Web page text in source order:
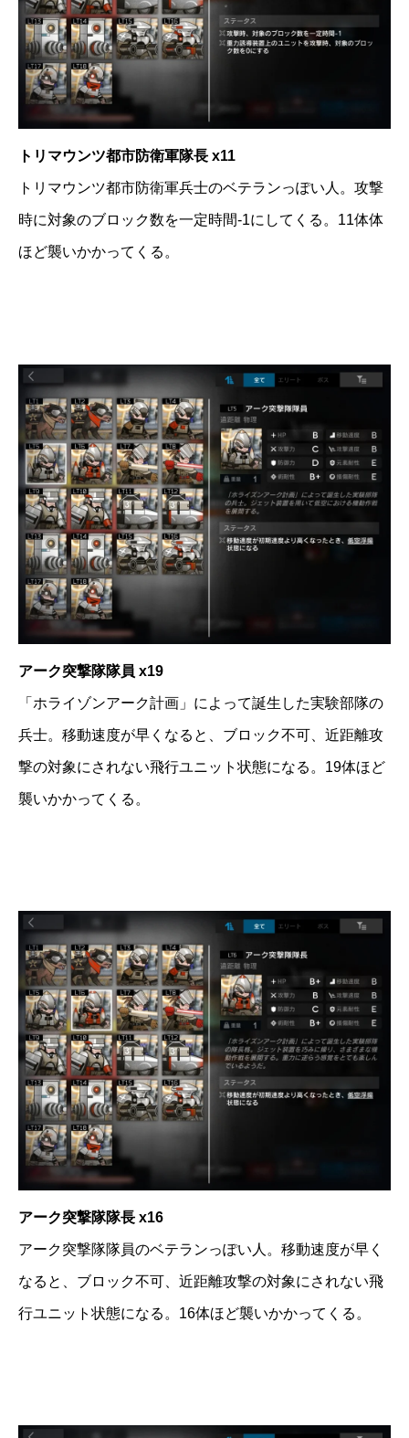
トリマウンツ都市防衛軍隊長 x11
トリマウンツ都市防衛軍兵士のベテランっぽい人。攻撃
時に対象のブロック数を一定時間-1にしてくる。11体体
ほど襲いかかってくる。
アーク突撃隊隊員 x19
「ホライゾンアーク計画」によって誕生した実験部隊の
兵士。移動速度が早くなると、ブロック不可、近距離攻
撃の対象にされない飛行ユニット状態になる。19体ほど
襲いかかってくる。
アーク突撃隊隊長 x16
アーク突撃隊隊員のベテランっぽい人。移動速度が早く
なると、ブロック不可、近距離攻撃の対象にされない飛
行ユニット状態になる。16体ほど襲いかかってくる。